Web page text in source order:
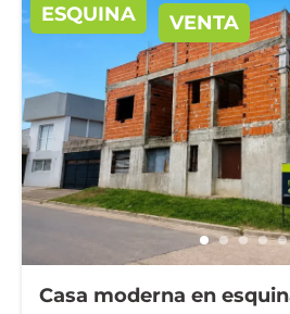
ESQUINA VENTA
Casa moderna en